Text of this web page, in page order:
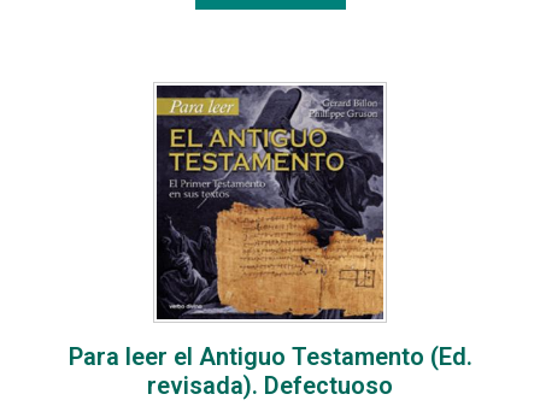
Para leer el Antiguo Testamento (Ed.
revisada). Defectuoso